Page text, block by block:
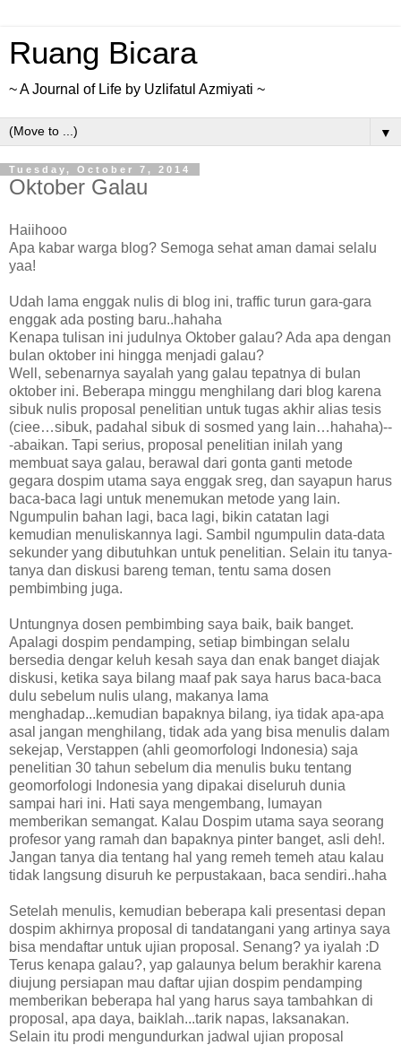
Ruang Bicara
~ A Journal of Life by Uzlifatul Azmiyati ~
▼
Tuesday, October 7, 2014
Oktober Galau
Haiihooo
Apa kabar warga blog? Semoga sehat aman damai selalu
yaa!
Udah lama enggak nulis di blog ini, traffic turun gara-gara
enggak ada posting baru..hahaha
Kenapa tulisan ini judulnya Oktober galau? Ada apa dengan
bulan oktober ini hingga menjadi galau?
Well, sebenarnya sayalah yang galau tepatnya di bulan
oktober ini. Beberapa minggu menghilang dari blog karena
sibuk nulis proposal penelitian untuk tugas akhir alias tesis
(ciee…sibuk, padahal sibuk di sosmed yang lain…hahaha)--
-abaikan. Tapi serius, proposal penelitian inilah yang
membuat saya galau, berawal dari gonta ganti metode
gegara dospim utama saya enggak sreg, dan sayapun harus
baca-baca lagi untuk menemukan metode yang lain.
Ngumpulin bahan lagi, baca lagi, bikin catatan lagi
kemudian menuliskannya lagi. Sambil ngumpulin data-data
sekunder yang dibutuhkan untuk penelitian. Selain itu tanya-
tanya dan diskusi bareng teman, tentu sama dosen
pembimbing juga.
Untungnya dosen pembimbing saya baik, baik banget.
Apalagi dospim pendamping, setiap bimbingan selalu
bersedia dengar keluh kesah saya dan enak banget diajak
diskusi, ketika saya bilang maaf pak saya harus baca-baca
dulu sebelum nulis ulang, makanya lama
menghadap...kemudian bapaknya bilang, iya tidak apa-apa
asal jangan menghilang, tidak ada yang bisa menulis dalam
sekejap, Verstappen (ahli geomorfologi Indonesia) saja
penelitian 30 tahun sebelum dia menulis buku tentang
geomorfologi Indonesia yang dipakai diseluruh dunia
sampai hari ini. Hati saya mengembang, lumayan
memberikan semangat. Kalau Dospim utama saya seorang
profesor yang ramah dan bapaknya pinter banget, asli deh!.
Jangan tanya dia tentang hal yang remeh temeh atau kalau
tidak langsung disuruh ke perpustakaan, baca sendiri..haha
Setelah menulis, kemudian beberapa kali presentasi depan
dospim akhirnya proposal di tandatangani yang artinya saya
bisa mendaftar untuk ujian proposal. Senang? ya iyalah :D
Terus kenapa galau?, yap galaunya belum berakhir karena
diujung persiapan mau daftar ujian dospim pendamping
memberikan beberapa hal yang harus saya tambahkan di
proposal, apa daya, baiklah...tarik napas, laksanakan.
Selain itu prodi mengundurkan jadwal ujian proposal